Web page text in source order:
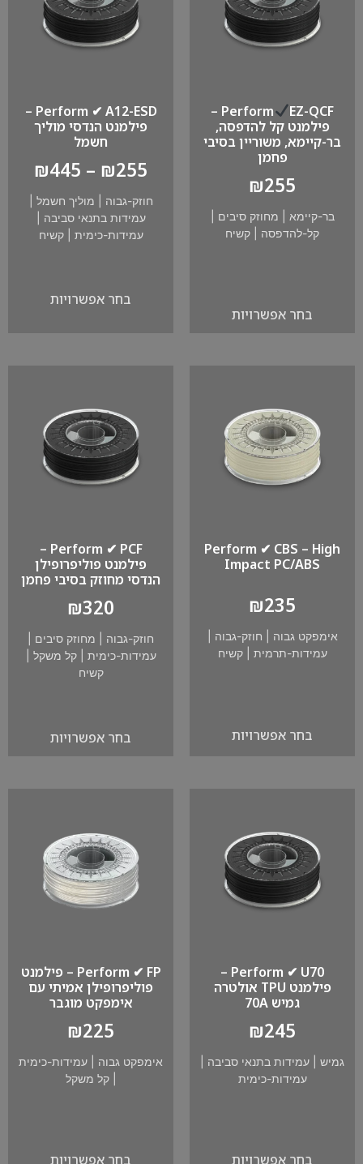
Perform
EZ-QCF –
פילמנט קל להדפסה,
בר-קיימא, משוריין בסיבי
פחמן
₪255
בר-קיימא מחוזק סיבים
קל-להדפסה
קשיח
בחר אפשרויות
Perform ✔ A12-ESD –
פילמנט הנדסי מוליך
חשמל
₪255
–
₪445
חוזק-גבוה מוליך חשמל
עמידות בתנאי סביבה
עמידות-כימית |קשיח
בחר אפשרויות
Perform ✔ CBS – High
Impact PC/ABS
₪235
אימפקט גבוה חוזק-גבוה
עמידות-תרמית |קשיח
בחר אפשרויות
Perform ✔ PCF –
פילמנט פוליפרופילן
הנדסי מחוזק בסיבי פחמן
₪320
חוזק-גבוה מחוזק סיבים
עמידות-כימית |קל משקל
קשיח
בחר אפשרויות
Perform ✔ U70 –
פילמנט TPU אולטרה
גמיש 70A
₪245
גמיש עמידות בתנאי סביבה
עמידות-כימית
בחר אפשרויות
Perform ✔ FP – פילמנט
פוליפרופילן אמיתי עם
אימפקט מוגבר
₪225
אימפקט גבוה
עמידות-כימית
|קל משקל
בחר אפשרויות